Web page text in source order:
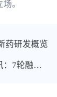
。
药研发概览
天辰生物医药通过港交所上市聆讯：7轮融资5.21亿，估值20亿，核心产品LP-003剑指过敏性疾病IPO